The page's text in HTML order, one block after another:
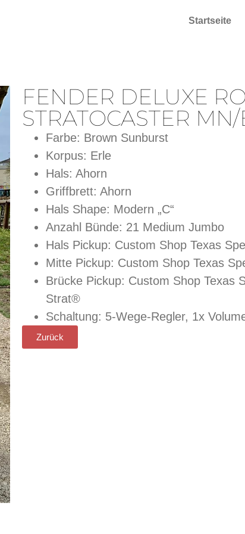
Startseite
FENDER DELUXE
STRATOCASTER
Farbe: Brown Sunburst
Korpus: Erle
Hals: Ahorn
Griffbrett: Ahorn
Hals Shape: Modern „C“
Anzahl Bünde: 21 Medium Jumbo
Hals Pickup: Custom Shop Texas
Mitte Pickup: Custom Shop Texas
Brücke Pickup: Custom Shop Texas
Strat®
Schaltung: 5-Wege-Regler, 1x
Zurück